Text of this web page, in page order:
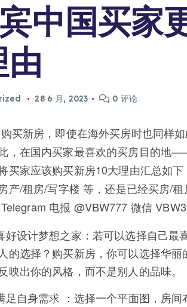
中国买家
28 6 月, 2023 0 评论
买新房，即使在海外买房时也同样
，在国内买家最喜欢的买房目的地
买家应该购买新房10大理由汇总如
产/租房/写字楼 等，还是已经买房/
电报 @VBW777 微信
好设计梦想之家：若可以选择自己最
的选择？购买新房，你可以选择华
映出你的风格，而不是别人的品味。
足自身需求 ：选择一个平面图，房